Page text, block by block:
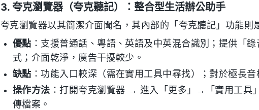
3. 夸克瀏覽器（夸克聽記）：整合型生活辦公助手
夸克瀏覽器以其簡潔介面聞名，其內部的「夸克聽記」功能則
優點 ：支援普通話、粵語、英語及中英混合識別；提供「
式；介面乾淨，廣告干擾較少。
缺點 ：功能入口較深（需在實用工具中尋找）；對於極長
操作方法 ：打開夸克瀏覽器 → 進入「更多」→「實用工
傳檔案。